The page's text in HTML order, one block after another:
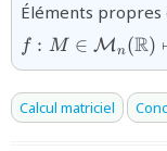
Éléments propres
f : M ∈ Mn (R)
Calcul matriciel